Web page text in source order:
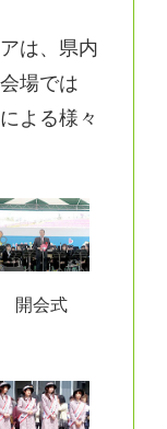
は、県内
場では
よる様々
開会式